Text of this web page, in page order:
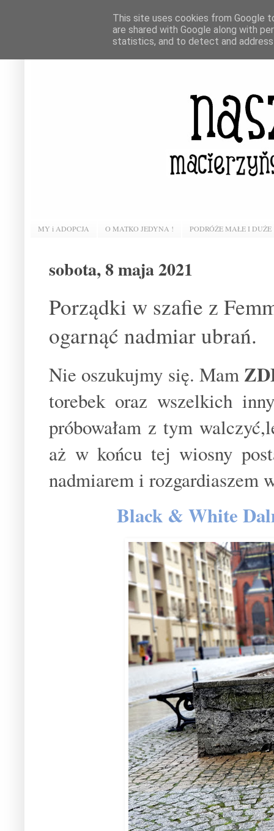
MY i ADOPCJA O MATKO JEDYNA ! PODRÓŻE MAŁE I DUŻE
sobota, 8 maja 2021
Porządki w szafie z
ogarnąć nadmiar ubrań.
Nie oszukujmy się. Mam
torebek oraz wszelkich
próbowałam z tym
aż w końcu tej wiosny
nadmiarem i rozgardiaszem
Black & White
This site uses cookies from Google
are shared with Google along with
statistics, and to detect and address